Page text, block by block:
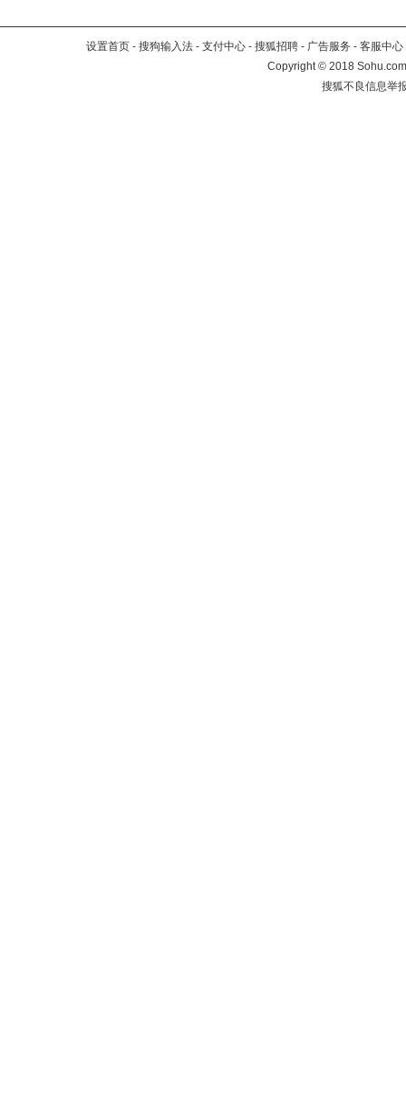
设置首页 - 搜狗输入法 - 支付中心 - 搜狐招聘 - 广告服务 - 客服中心
Copyright©2018
搜狐不良信息举